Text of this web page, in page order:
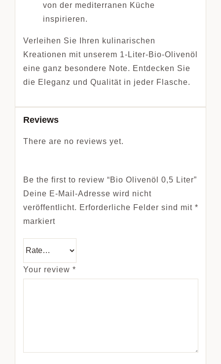
von der mediterranen Küche
inspirieren.
Verleihen Sie Ihren kulinarischen
Kreationen mit unserem 1-Liter-Bio-Olivenöl
eine ganz besondere Note. Entdecken Sie
die Eleganz und Qualität in jeder Flasche.
Reviews
There are no reviews yet.
Be the first to review “Bio Olivenöl 0,5 Liter”
Deine E-Mail-Adresse wird nicht
veröffentlicht. Erforderliche Felder sind mit *
markiert
Your review *